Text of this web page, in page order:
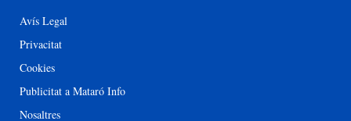
Avís Legal
Privacitat
Cookies
Publicitat a Mataró Info
Nosaltres